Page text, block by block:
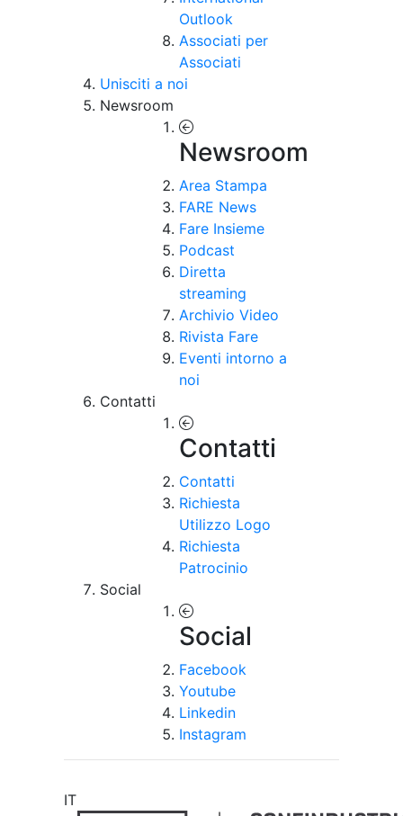
Outlook
Associati per
Associati
Unisciti a noi
Newsroom
Newsroom
Area Stampa
FARE News
Fare Insieme
Podcast
Diretta
streaming
Archivio Video
Rivista Fare
Eventi intorno a
noi
Contatti
Contatti
Contatti
Richiesta
Utilizzo Logo
Richiesta
Patrocinio
Social
Social
Facebook
Youtube
Linkedin
Instagram
IT